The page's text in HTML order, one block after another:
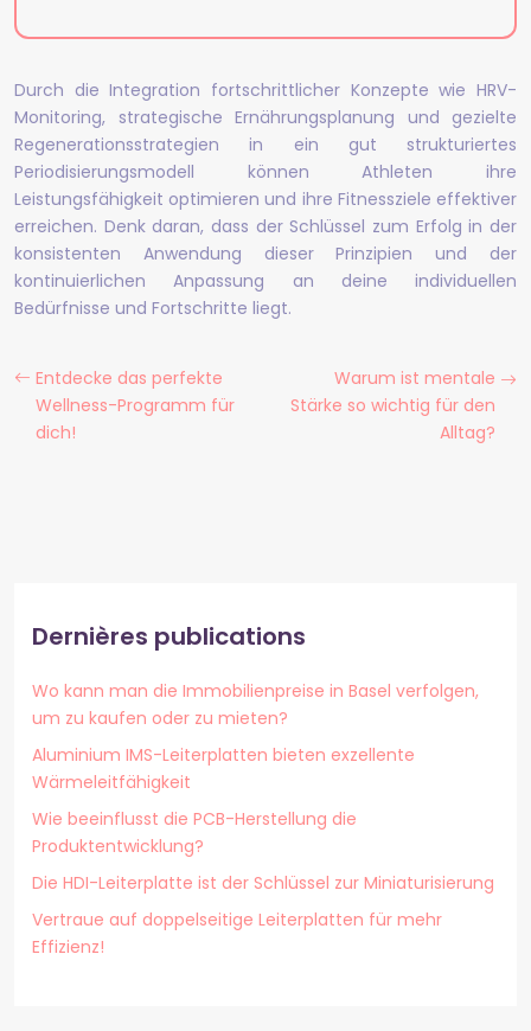
Durch die Integration fortschrittlicher Konzepte wie HRV-
Monitoring, strategische Ernährungsplanung und gezielte
Regenerationsstrategien in ein gut strukturiertes
Periodisierungsmodell können Athleten ihre
Leistungsfähigkeit optimieren und ihre Fitnessziele effektiver
erreichen. Denk daran, dass der Schlüssel zum Erfolg in der
konsistenten Anwendung dieser Prinzipien und der
kontinuierlichen Anpassung an deine individuellen
Bedürfnisse und Fortschritte liegt.
Entdecke das perfekte
Wellness-Programm für
dich!
Warum ist mentale
Stärke so wichtig für den
Alltag?
Dernières publications
Wo kann man die Immobilienpreise in Basel verfolgen,
um zu kaufen oder zu mieten?
Aluminium IMS-Leiterplatten bieten exzellente
Wärmeleitfähigkeit
Wie beeinflusst die PCB-Herstellung die
Produktentwicklung?
Die HDI-Leiterplatte ist der Schlüssel zur Miniaturisierung
Vertraue auf doppelseitige Leiterplatten für mehr
Effizienz!